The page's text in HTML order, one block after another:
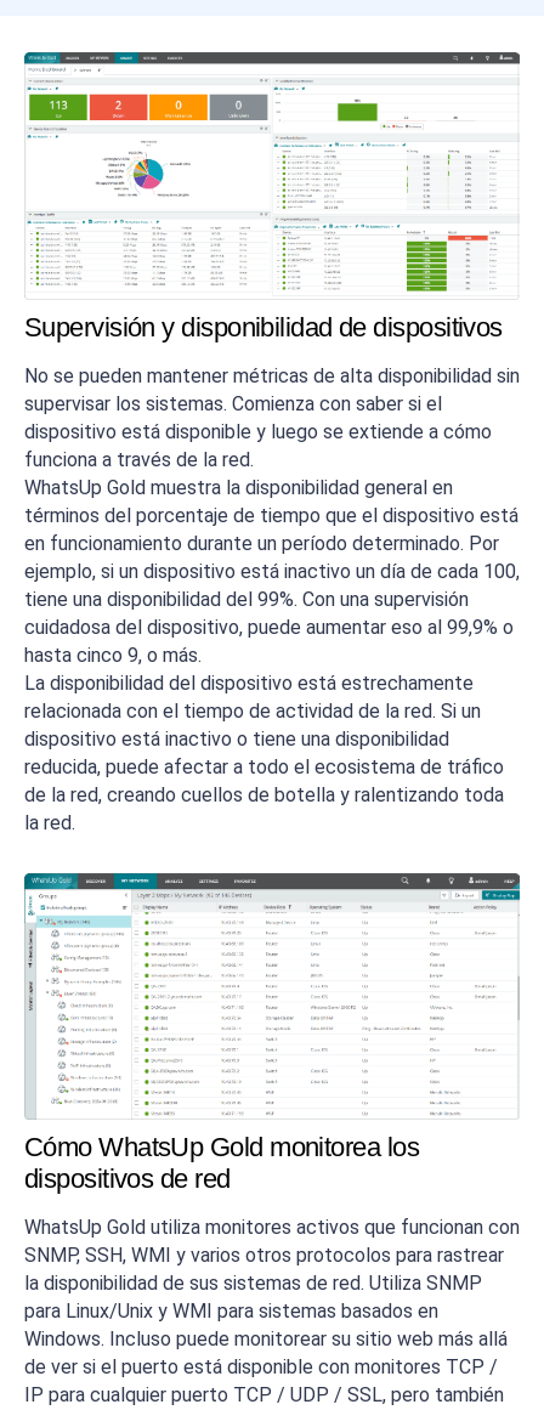
Supervisión y disponibilidad de dispositivos
No se pueden mantener métricas de alta disponibilidad sin
supervisar los sistemas. Comienza con saber si el
dispositivo está disponible y luego se extiende a cómo
funciona a través de la red.
WhatsUp Gold muestra la disponibilidad general en
términos del porcentaje de tiempo que el dispositivo está
en funcionamiento durante un período determinado. Por
ejemplo, si un dispositivo está inactivo un día de cada 100,
tiene una disponibilidad del 99%. Con una supervisión
cuidadosa del dispositivo, puede aumentar eso al 99,9% o
hasta cinco 9, o más.
La disponibilidad del dispositivo está estrechamente
relacionada con el tiempo de actividad de la red. Si un
dispositivo está inactivo o tiene una disponibilidad
reducida, puede afectar a todo el ecosistema de tráfico
de la red, creando cuellos de botella y ralentizando toda
la red.
Cómo WhatsUp Gold monitorea los
dispositivos de red
WhatsUp Gold utiliza monitores activos que funcionan con
SNMP, SSH, WMI y varios otros protocolos para rastrear
la disponibilidad de sus sistemas de red. Utiliza SNMP
para Linux/Unix y WMI para sistemas basados en
Windows. Incluso puede monitorear su sitio web más allá
de ver si el puerto está disponible con monitores TCP /
IP para cualquier puerto TCP / UDP / SSL, pero también